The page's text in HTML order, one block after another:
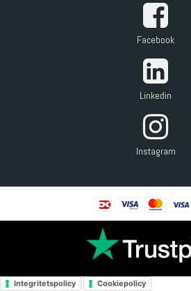
Facebook
Linkedin
Instagram
Integritetspolicy Cookiepolicy